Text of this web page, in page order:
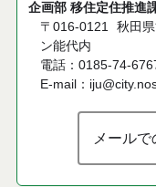
企画部 移住定住推進
〒016-0121 秋田
ン能代内
電話：0185-74-
E-mail：
メール